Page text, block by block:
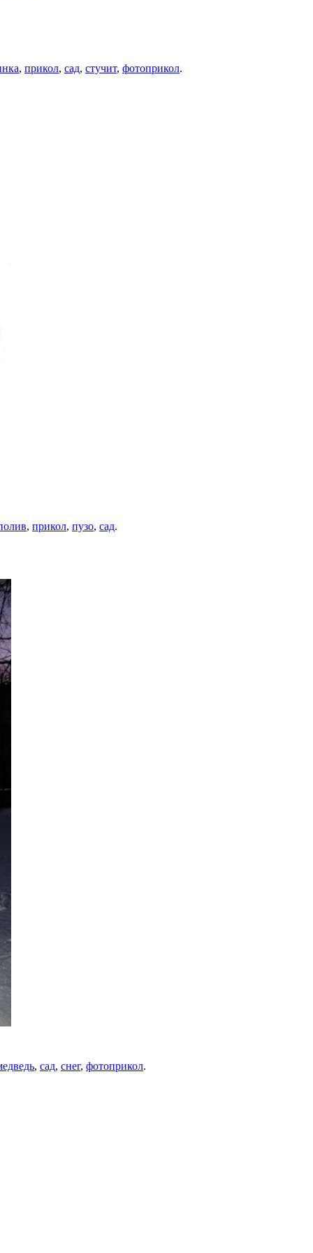
, прикол, сад, стучит, фотоприкол.
, прикол, пузо, сад.
, сад, снег, фотоприкол.